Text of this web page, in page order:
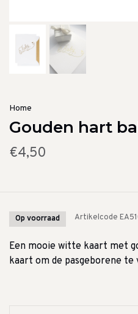
Home
Gouden hart
€4,50
Op voorraad Artikelcode
Een mooie witte kaart met
kaart om de pasgeborene te